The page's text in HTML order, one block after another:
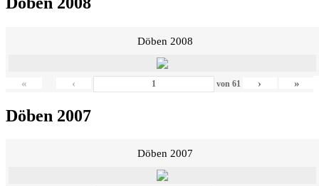
Döben 2008
« ‹ von 61 › »
Döben 2007
Döben 2007